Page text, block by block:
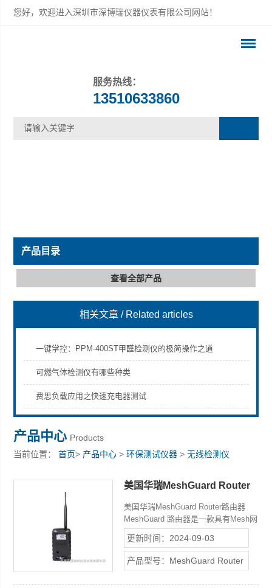
您好，欢迎进入深圳市深博瑞仪器仪表有限公司网站！
深圳市深博瑞仪器仪表有限公司
服务热线：
13510633860
产品目录
查看全部产品
相关文章 / Related articles
一键掌控：PPM-400ST甲醛检测仪的极简操作之道
可燃气体检测仪有哪些种类
费思负载应用之快速充电器测试
产品中心 Products
当前位置：首页> 产品中心 >环保测试仪器 >无线检测仪
美国华瑞MeshGuard Router
美国华瑞MeshGuard Router路由器
MeshGuard 路由器是一款具有Mesh网
功能的无线信号检测器、路由器，可以
实时显示Mesh网任意点的信号强度，
并且可以充当路由器的功能，是
MeshGuard RDK系统，RAEWATCH
更新时间：2024-09-03
产品型号：MeshGuard Router